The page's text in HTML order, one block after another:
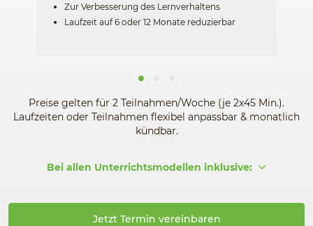
Zur Verbesserung des Lernverhaltens
Laufzeit auf 6 oder 12 Monate reduzierbar
Preise gelten für 2 Teilnahmen/Woche (je 2x45 Min.).
Laufzeiten oder Teilnahmen flexibel anpassbar & monatlich
kündbar.
Bei allen Unterrichtsmodellen inklusive:
Jetzt Termin vereinbaren